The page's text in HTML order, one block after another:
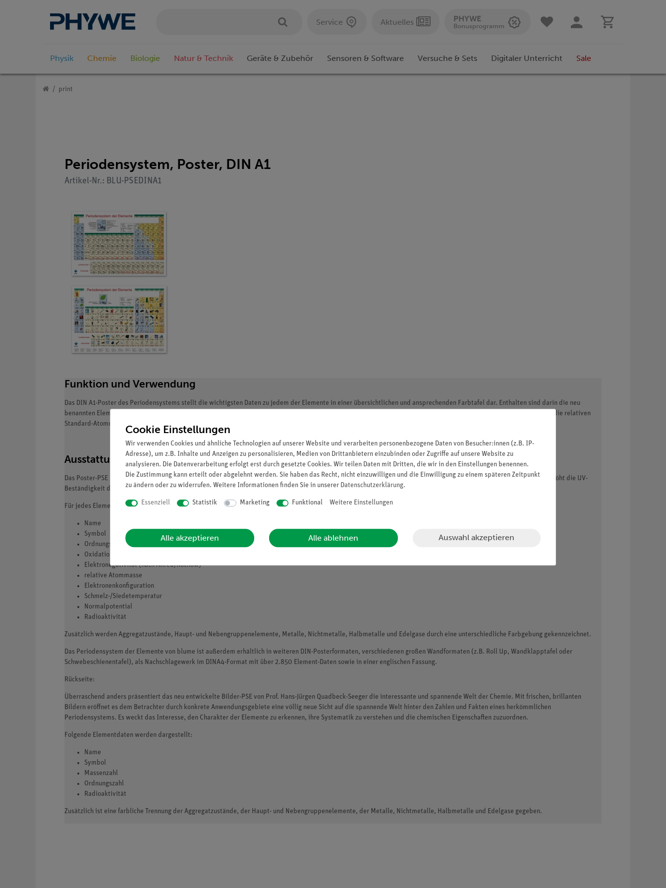
Service Aktuelles PHYWE
Bonusprogramm
Physik Chemie Biologie Natur & Technik Geräte & Zubehör Sensoren & Software Versuche & Sets Digitaler Unterricht Sale
print
Periodensystem, Poster, DIN A1
Artikel-Nr.: BLU-PSEDINA1
Funktion und Verwendung
Das DIN A1-Poster des Periodensystems stellt die wichtigsten Daten zu jedem der Elemente in einer übersichtlichen und ansprechenden Farbtafel dar. Enthalten sind darin die neu
benannten Elemente 113 Nihonium (Nh), 115 Moscovium (Mc), 117 Tennessine (Ts) und 118 Oganesson (Og), sowie die aktuellen, von der IUPAC empfohlenen Integrale für die relativen
Standard-Atommassen.
Ausstattung und Technische Daten
Das Poster-PSE garantiert durch hochwertige Papierqualität eine optimale Lesbarkeit. Eine Veredelung mit glänzendem UV-Lack schützt das Produkt vor Kratzern und erhöht die UV-
Beständigkeit deutlich. Für den Einsatz in Schule, Universität, Beruf und Labor perfekt geeignet.
Für jedes Element sind, soweit bekannt, folgende Werte angegeben:
Name
Symbol
Ordnungszahl
Oxidationszahlen
Elektronegativität (nach Allred/Rochow)
relative Atommasse
Elektronenkonfiguration
Schmelz-/Siedetemperatur
Normalpotential
Radioaktivität
Zusätzlich werden Aggregatzustände, Haupt- und Nebengruppenelemente, Metalle, Nichtmetalle, Halbmetalle und Edelgase durch eine unterschiedliche Farbgebung gekennzeichnet.
Das Periodensystem der Elemente von blume ist außerdem erhältlich in weiteren DIN-Posterformaten, verschiedenen großen Wandformaten (z.B. Roll Up, Wandklapptafel oder
Schwebeschienentafel), als Nachschlagewerk im DINA4-Format mit über 2.850 Element-Daten sowie in einer englischen Fassung.
Rückseite:
Überraschend anders präsentiert das neu entwickelte Bilder-PSE von Prof. Hans-Jürgen Quadbeck-Seeger die interessante und spannende Welt der Chemie. Mit frischen, brillanten
Bildern eröffnet es dem Betrachter durch konkrete Anwendungsgebiete eine völlig neue Sicht auf die spannende Welt hinter den Zahlen und Fakten eines herkömmlichen
Periodensystems. Es weckt das Interesse, den Charakter der Elemente zu erkennen, ihre Systematik zu verstehen und die chemischen Eigenschaften zuzuordnen.
Folgende Elementdaten werden dargestellt:
Name
Symbol
Massenzahl
Ordnungszahl
Radioaktivität
Zusätzlich ist eine farbliche Trennung der Aggregatzustände, der Haupt- und Nebengruppenelemente, der Metalle, Nichtmetalle, Halbmetalle und Edelgase gegeben.
Cookie Einstellungen
Wir verwenden Cookies und ähnliche Technologien auf unserer Website und verarbeiten personenbezogene Daten von Besucher:innen (z.B. IP-
Adresse), um z.B. Inhalte und Anzeigen zu personalisieren, Medien von Drittanbietern einzubinden oder Zugriffe auf unsere Website zu
analysieren. Die Datenverarbeitung erfolgt erst durch gesetzte Cookies. Wir teilen Daten mit Dritten, die wir in den Einstellungen benennen.
Die Zustimmung kann erteilt oder abgelehnt werden. Sie haben das Recht, nicht einzuwilligen und die Einwilligung zu einem späteren Zeitpunkt
zu ändern oder zu widerrufen. Weitere Informationen finden Sie in unserer Daten­schutz­erklärung.
Essenziell Statistik Marketing Funktional Weitere Einstellungen
Alle akzeptieren Alle ablehnen Auswahl akzeptieren